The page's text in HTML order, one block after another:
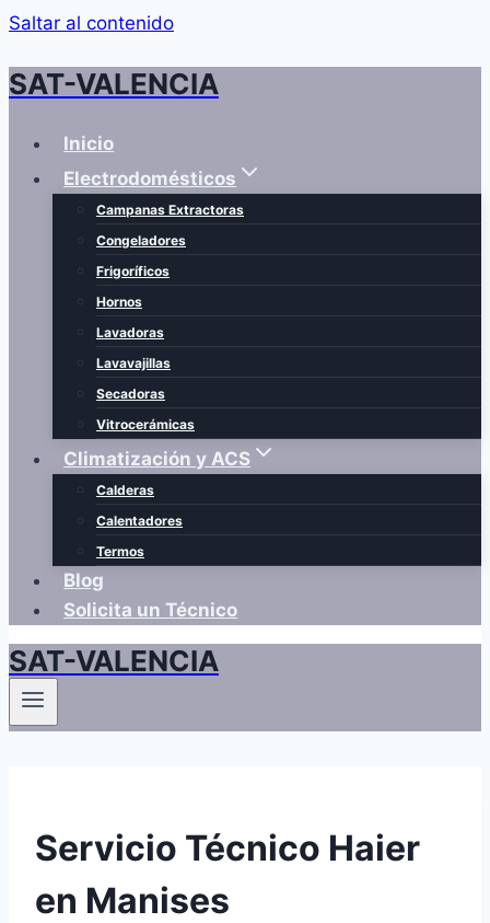
Saltar al contenido
SAT-VALENCIA
Inicio
Electrodomésticos
Campanas Extractoras
Congeladores
Frigoríficos
Hornos
Lavadoras
Lavavajillas
Secadoras
Vitrocerámicas
Climatización y ACS
Calderas
Calentadores
Termos
Blog
Solicita un Técnico
SAT-VALENCIA
Servicio Técnico Haier
en Manises